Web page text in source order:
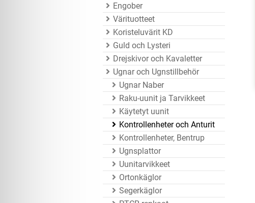
Engober
Värituotteet
Koristeluvärit KD
Guld och Lysteri
Drejskivor och Kavaletter
Ugnar och Ugnstillbehör
Ugnar Naber
Raku-uunit ja Tarvikkeet
Käytetyt uunit
Kontrollenheter och Anturit
Kontrollenheter, Bentrup
Ugnsplattor
Uunitarvikkeet
Ortonkäglor
Segerkäglor